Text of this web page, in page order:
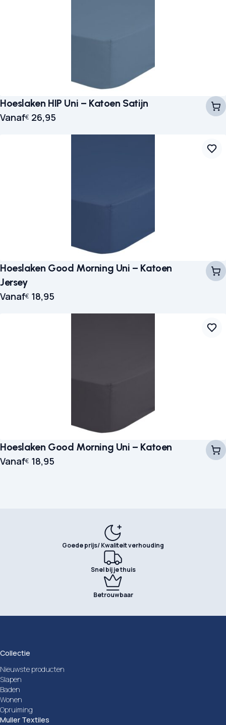
Hoeslaken HIP Uni – Katoen Satijn
Vanaf€ 26,95
Hoeslaken Good Morning Uni – Katoen
Jersey
Vanaf€ 18,95
Hoeslaken Good Morning Uni – Katoen
Vanaf€ 18,95
Goede prijs/ Kwaliteit verhouding
Snel bij je thuis
Betrouwbaar
Collectie
Nieuwste producten
Slapen
Baden
Wonen
Opruiming
Muller Textiles